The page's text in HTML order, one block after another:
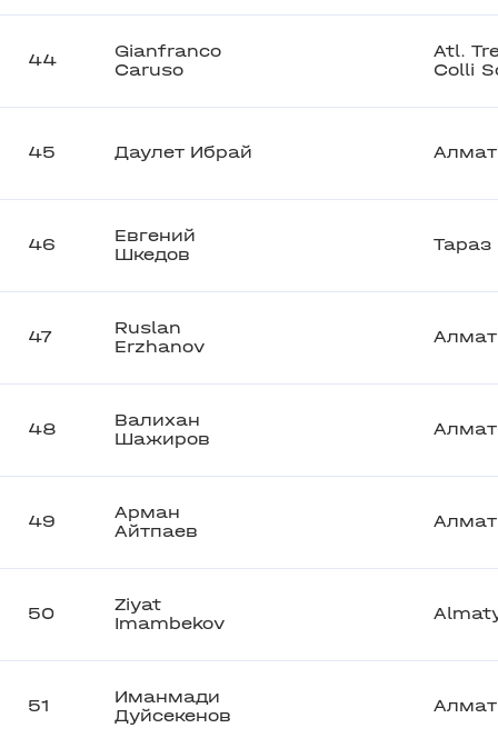
44
Gianfranco
Caruso
Atl.
Colli
45 Даулет Ибрай
46
Евгений
Шкедов
Тараз
47
Ruslan
Erzhanov
48
Валихан
Шажиров
49
Арман
Айтпаев
50
Ziyat
Imambekov
51
Иманмади
Дуйсекенов